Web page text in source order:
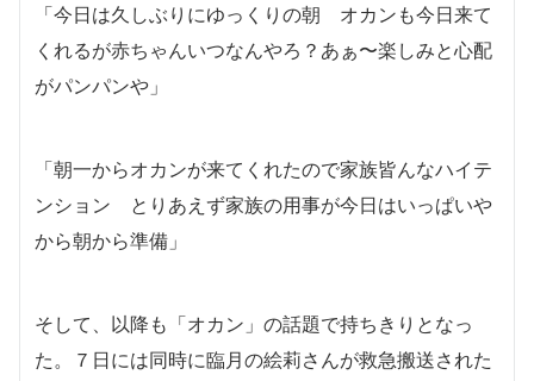
「今日は久しぶりにゆっくりの朝 オカンも今日来て
くれるが赤ちゃんいつなんやろ？あぁ〜楽しみと心配
がパンパンや」
「朝一からオカンが来てくれたので家族皆んなハイテ
ンション とりあえず家族の用事が今日はいっぱいや
から朝から準備」
そして、以降も「オカン」の話題で持ちきりとなっ
た。７日には同時に臨月の絵莉さんが救急搬送された